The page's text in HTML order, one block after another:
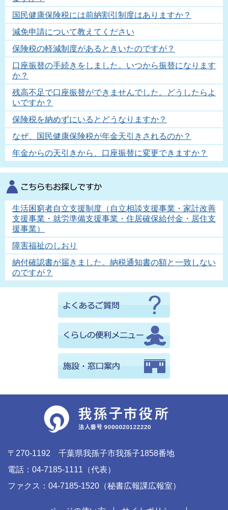
国民健康保険税には前納割引制度はありますか？
減免申請について教えてください
保険税の軽減制度があるときいたのですが？
口座振替の手続きをしました。いつから振替になります
か？
残高不足で口座振替ができませんでした。どうしたらよ
いですか？
保険税を納めずにいるとどうなりますか？
なぜ、国民健康保険税が年金天引きされるのか？
年金からの天引きから、口座振替に変更できますか？
生活困窮者自立支援制度（自立相談支援事業・家計改善
支援事業・就労準備支援事業・住居確保給付金・居住支
援事業）
障害福祉のしおり
納付確認書が届きました。納税通知書の額と一致しない
のですが？
〒270-1192 千葉県我孫子市我孫子1858番地
電話：04-7185-1111（代表）
ファクス：04-7185-1520（秘書広報課広報室）